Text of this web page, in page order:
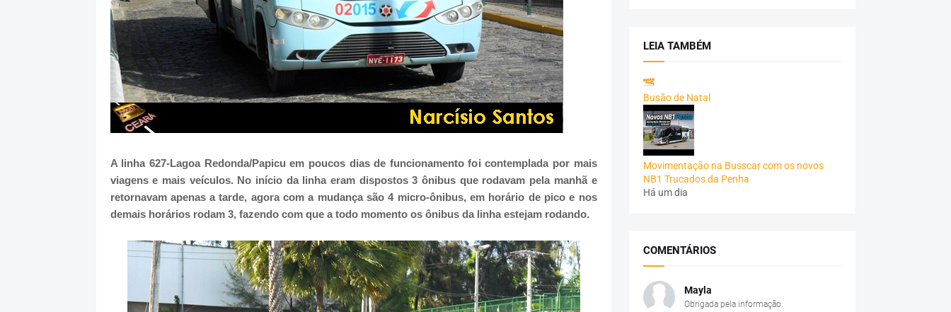
A linha 627-Lagoa Redonda/Papicu em poucos dias de funcionamento foi contemplada por mais
viagens e mais veículos. No início da linha eram dispostos 3 ônibus que rodavam pela manhã e
retornavam apenas a tarde, agora com a mudança são 4 micro-ônibus, em horário de pico e nos
demais horários rodam 3, fazendo com que a todo momento os ônibus da linha estejam rodando.
LEIA TAMBÉM
Busão de Natal
Movimentação na Busscar com os novos
NB1 Trucados da Penha
Há um dia
COMENTÁRIOS
Mayla
Obrigada pela informação.